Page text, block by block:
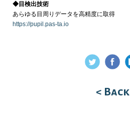
◆目検出技術
あらゆる目周りデータを高精度に取得
https://pupil.pas-ta.io
< Back